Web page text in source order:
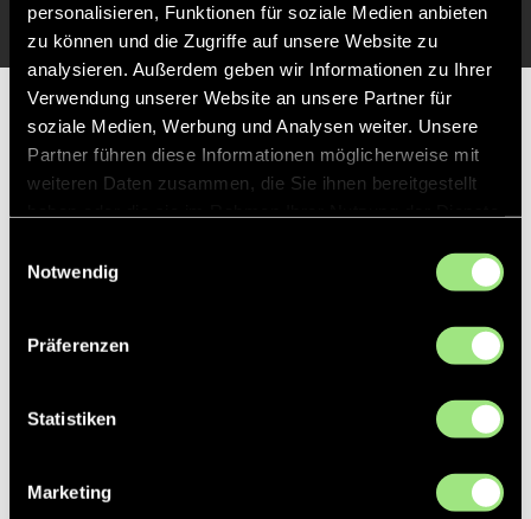
personalisieren, Funktionen für soziale Medien anbieten
zu können und die Zugriffe auf unsere Website zu
analysieren. Außerdem geben wir Informationen zu Ihrer
Verwendung unserer Website an unsere Partner für
soziale Medien, Werbung und Analysen weiter. Unsere
Partner führen diese Informationen möglicherweise mit
weiteren Daten zusammen, die Sie ihnen bereitgestellt
Notwendig
Präferenzen
Statistiken
Marketing
Partner